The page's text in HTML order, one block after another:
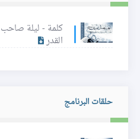
كلمة - ليلة صاحب
القدر
حلقات البرنامج